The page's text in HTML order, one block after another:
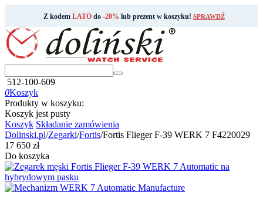
Z kodem LATOdo -20% lub prezent w koszyku! SPRAWDŹ
512-100-609
0Koszyk
Produkty w koszyku:
Koszyk jest pusty
Koszyk Składanie zamówienia
Dolinski.pl/Zegarki/Fortis/Fortis Flieger F-39 WERK 7 F4220029
‍17 650‍ zł
Do koszyka